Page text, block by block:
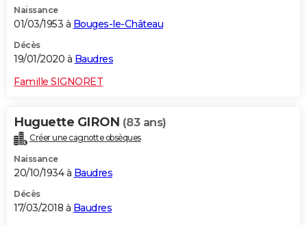
Naissance
01/03/1953 à Bouges-le-Château
Décès
19/01/2020 à Baudres
Famille SIGNORET
Huguette GIRON (83 ans)
Créer une cagnotte obsèques
Naissance
20/10/1934 à Baudres
Décès
17/03/2018 à Baudres